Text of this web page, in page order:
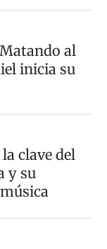
al
inicia su
clave del
y su